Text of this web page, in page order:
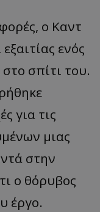
ο Καντ
ενός
σπίτι του.
για τις
μιας
στην
ο θόρυβος
έργο.